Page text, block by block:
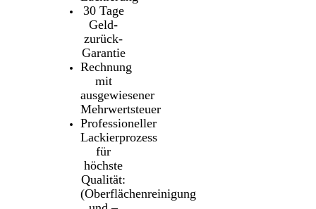
30 Tage
Geld-
zurück-
Garantie
Rechnung
mit
ausgewiesener
Mehrwertsteuer
Professioneller
Lackierprozess
für
höchste
Qualität:
(Oberflächenreinigung